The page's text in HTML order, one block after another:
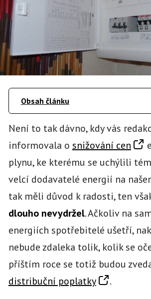
Obsah článku
Není to tak dávno, kdy vás
informovala o snižování cen
plynu, ke kterému se uchýlili
velcí dodavatelé energií na
tak měli důvod k radosti, ten
dlouho nevydržel. Ačkoliv na
energiích spotřebitelé ušetří,
nebude zdaleka tolik, kolik se
příštím roce se totiž budou
distribuční poplatky
.